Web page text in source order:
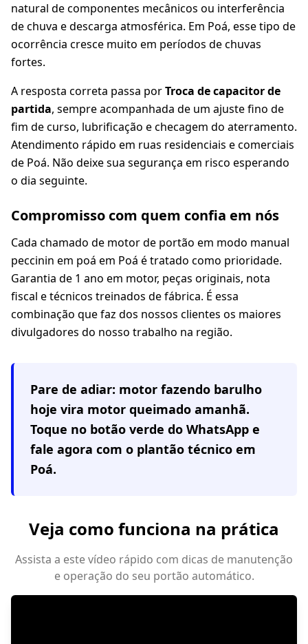
natural de componentes mecânicos ou interferência
de chuva e descarga atmosférica. Em Poá, esse tipo de
ocorrência cresce muito em períodos de chuvas
fortes.
A resposta correta passa porTroca de capacitor de
partida, sempre acompanhada de um ajuste fino de
fim de curso, lubrificação e checagem do aterramento.
Atendimento rápido em ruas residenciais e comerciais
de Poá. Não deixe sua segurança em risco esperando
o dia seguinte.
Compromisso com quem confia em nós
Cada chamado de motor de portão em modo manual
peccinin em poá em Poá é tratado como prioridade.
Garantia de 1 ano em motor, peças originais, nota
fiscal e técnicos treinados de fábrica. É essa
combinação que faz dos nossos clientes os maiores
divulgadores do nosso trabalho na região.
Pare de adiar: motor fazendo barulho
hoje vira motor queimado amanhã.
Toque no botão verde do WhatsApp e
fale agora com o plantão técnico em
Poá.
Veja como funciona na prática
Assista a este vídeo rápido com dicas de manutenção
e operação do seu portão automático.